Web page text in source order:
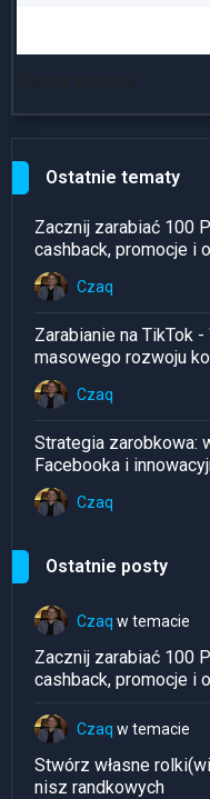
Ostatnie tematy
Zacznij zarabiać 100
cashback, promocje i
Czaq
Zarabianie na TikTok
masowego rozwoju
Czaq
Strategia zarobkowa:
Facebooka i
Czaq
Ostatnie posty
Czaq w temacie
Zacznij zarabiać 100
cashback, promocje i
Czaq w temacie
Stwórz własne
nisz randkowych